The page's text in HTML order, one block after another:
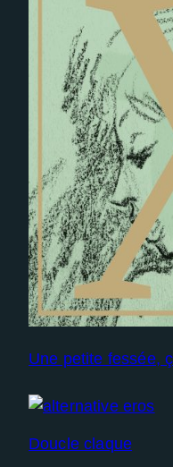
Une petite fessée,
Doucle claque